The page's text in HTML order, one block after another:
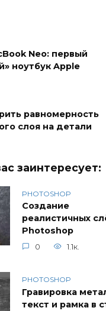
Neo: первый
ноутбук Apple
равномерность
слоя на детали
заинтересует:
PHOTOSHOP
Создание
реалистичных
Photoshop
0 1.1к.
PHOTOSHOP
Гравировка
текст и рамка в